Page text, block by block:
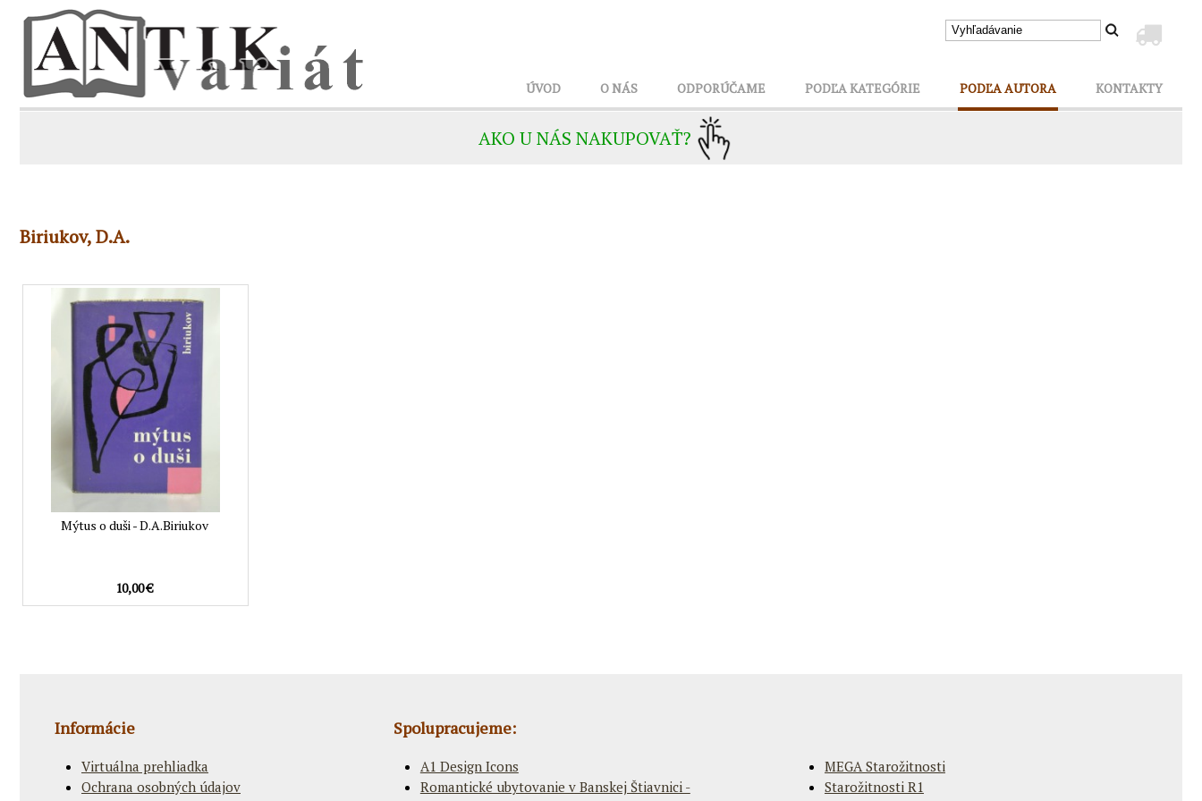
ÚVOD O NÁS ODPORÚČAME PODĽA KATEGÓRIE PODĽA AUTORA KONTAKTY
AKO U NÁS NAKUPOVAŤ?
Biriukov, D.A.
Mýtus o duši - D.A.Biriukov
10,00 €
Informácie
Virtuálna prehliadka
Ochrana osobných údajov
Spolupracujeme:
A1 Design Icons
Romantické ubytovanie v Banskej Štiavnici -
MEGA Starožitnosti
Starožitnosti R1